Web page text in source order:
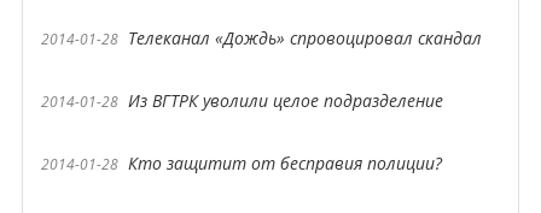
2014-01-28 Телеканал «Дождь» спровоцировал скандал
2014-01-28 Из ВГТРК уволили целое подразделение
2014-01-28 Кто защитит от бесправия полиции?